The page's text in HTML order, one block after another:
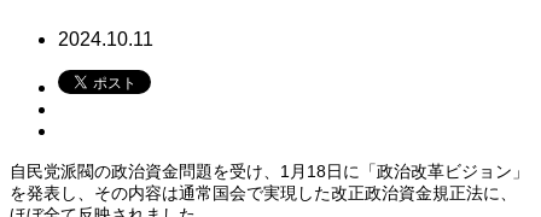
2024.10.11
自民党派閥の政治資金問題を受け、1月18日に「政治改革ビジョン」
を発表し、その内容は通常国会で実現した改正政治資金規正法に、